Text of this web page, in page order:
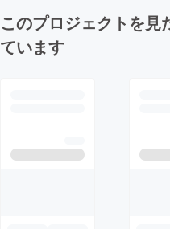
このプロジェクトを見
ています